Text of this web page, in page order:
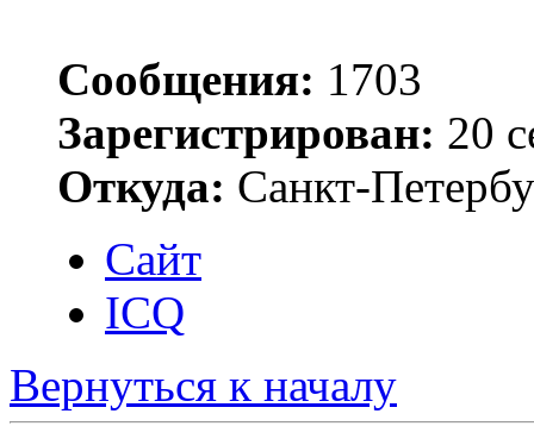
Сообщения: 1703
Зарегистрирован: 20
Откуда: Санкт-
Сайт
ICQ
Вернуться к началу